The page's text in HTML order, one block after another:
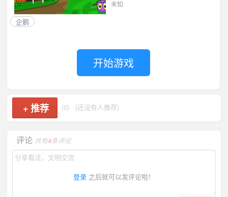
未知
企鹅
开始游戏
+推荐 (0) (还没有人推荐)
评论 共有4条评论
登录 之后就可以发评论啦！